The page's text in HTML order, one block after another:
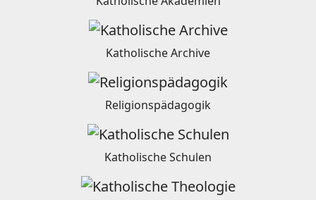
Katholische Archive
Religionspädagogik
Katholische Schulen